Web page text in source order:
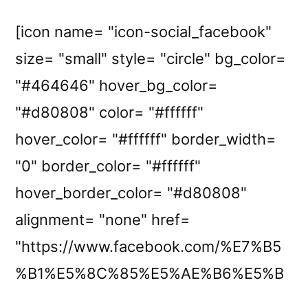
[icon name= "icon-social_facebook"
size= "small" style= "circle" bg_color=
"#464646" hover_bg_color=
"#d80808" color= "#ffffff"
hover_color= "#ffffff" border_width=
"0" border_color= "#ffffff"
hover_border_color= "#d80808"
alignment= "none" href=
"https://www.facebook.com/%E7%B5
%B1%E5%8C%85%E5%AE%B6%E5%B